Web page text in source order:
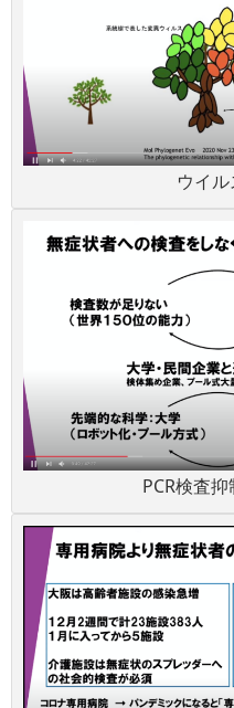
ウイ
PCR検査